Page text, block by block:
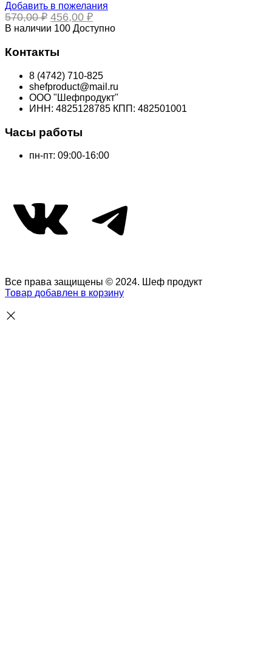
Добавить в пожелания
570,00₽ Первоначальная
цена
570,00 ₽.
456,00 ₽Текущая
цена:
В наличии 100 Доступно
Контакты
8 (4742) 710-825
shefproduct@mail.ru
ООО "Шефпродукт"
ИНН: 4825128785 КПП: 482501001
Часы работы
пн-пт: 09:00-16:00
ВКонтактеTelegram
Все права защищены © 2024. Шеф продукт
Товар добавлен в корзину